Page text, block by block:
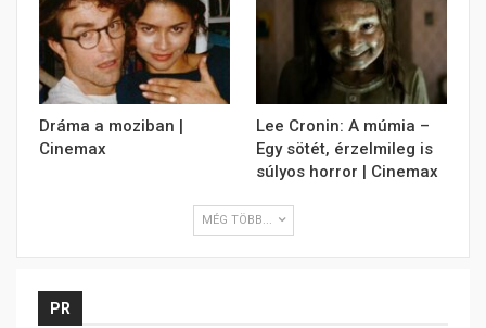
Dráma a moziban |
Cinemax
Lee Cronin: A múmia –
Egy sötét, érzelmileg is
súlyos horror | Cinemax
MÉG TÖBB...
PR